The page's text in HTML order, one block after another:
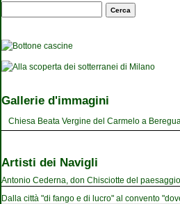
Maschera di ricerca
Gallerie d'immagini
Chiesa Beata Vergine del Carmelo a
Artisti dei Navigli
Antonio Cederna, don Chisciotte del paesaggio
Dalla città "di fango e di lucro" al convento